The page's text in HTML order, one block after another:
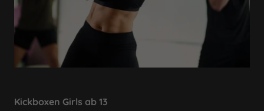
Kickboxen Girls ab 13